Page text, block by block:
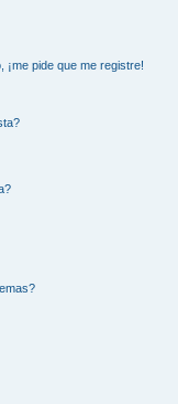
¡me pide que me registre!